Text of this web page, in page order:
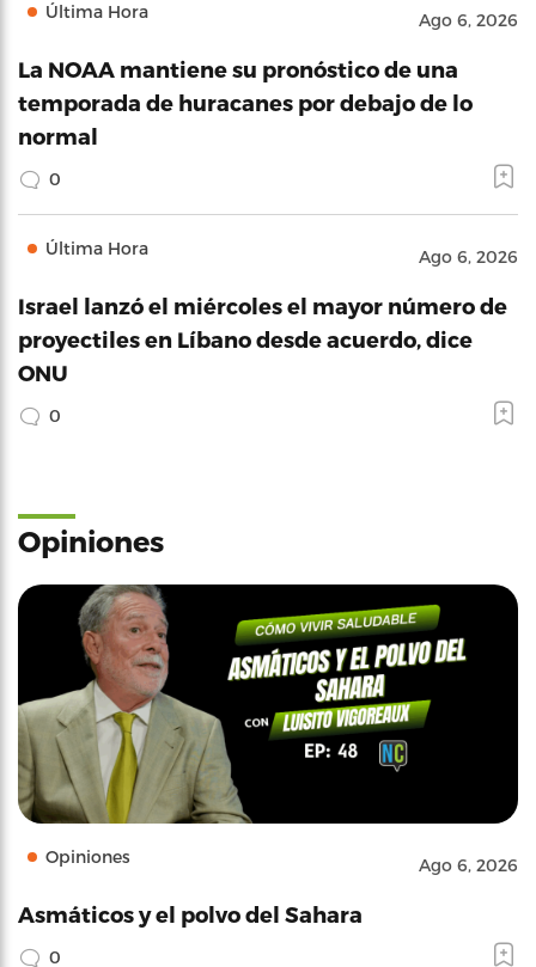
Última Hora Ago 6, 2026
La NOAA mantiene su pronóstico de una
temporada de huracanes por debajo de lo
normal
0
Última Hora Ago 6, 2026
Israel lanzó el miércoles el mayor número de
proyectiles en Líbano desde acuerdo, dice
ONU
0
Opiniones
Opiniones Ago 6, 2026
Asmáticos y el polvo del Sahara
0